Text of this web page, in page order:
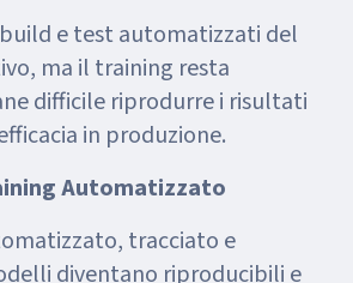
e test automatizzati del
ma il training resta
difficile riprodurre i risultati
in produzione.
Automatizzato
tracciato e
diventano riproducibili e